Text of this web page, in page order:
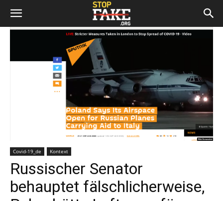
Covid-19_de Kontext
Russischer Senator
behauptet fälschlicherweise,